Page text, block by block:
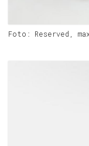
Foto: Reserved,